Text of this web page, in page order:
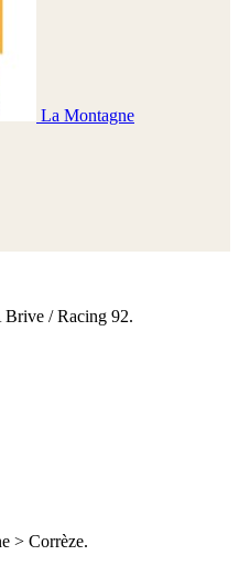
La Montagne
Brive / Racing 92.
> Corrèze.